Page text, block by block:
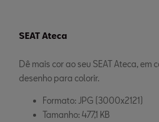
SEAT Ateca
Dê mais cor ao seu SEAT Ateca, em
desenho para colorir.
Formato: JPG (3000x2121)
Tamanho: 477,1 KB